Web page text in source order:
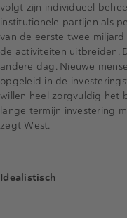
volgt zijn individueel
institutionele partijen als
van de eerste twee
de activiteiten uitbreiden.
andere dag. Nieuwe
opgeleid in de
willen heel zorgvuldig het
lange termijn investering
zegt West.
Idealistisch